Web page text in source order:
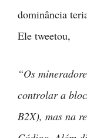
dominância
Ele tweetou,
“Os
controlar a
B2X), mas na